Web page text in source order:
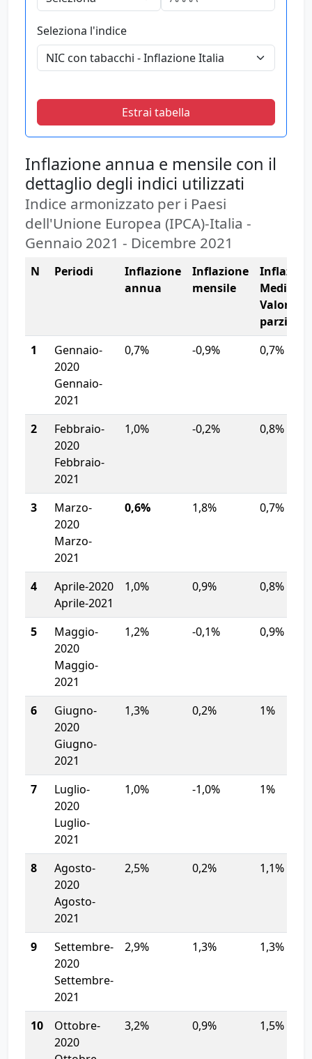
Seleziona l'indice
Estrai tabella
Inflazione annua e mensile con il
dettaglio degli indici utilizzati
Indice armonizzato per i Paesi
dell'Unione Europea (IPCA)-Italia -
Gennaio 2021 - Dicembre 2021
N Periodi
Inflazione
annua
Inflazione
mensile
Media
Valore
parziale
1
Gennaio-
2020
Gennaio-
2021
0,7% -0,9% 0,7%
2
Febbraio-
2020
Febbraio-
2021
1,0% -0,2% 0,8%
3
Marzo-
2020
Marzo-
2021
0,6% 1,8% 0,7%
4
Aprile-2020
Aprile-2021
1,0% 0,9% 0,8%
5
Maggio-
2020
Maggio-
2021
1,2% -0,1% 0,9%
6
Giugno-
2020
Giugno-
2021
1,3% 0,2% 1%
7
Luglio-
2020
Luglio-
2021
1,0% -1,0% 1%
8
Agosto-
2020
Agosto-
2021
2,5% 0,2% 1,1%
9
Settembre-
2020
Settembre-
2021
2,9% 1,3% 1,3%
10
Ottobre-
2020
3,2% 0,9% 1,5%